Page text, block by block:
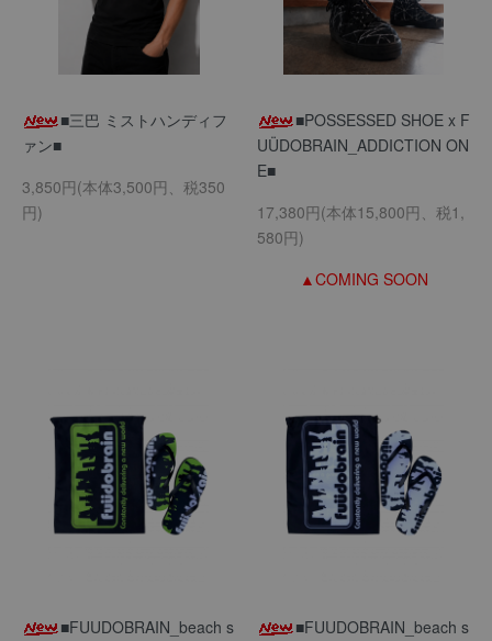
■三巴 ミストハンディフ
ァン■
3,850円(本体3,500円、税350
円)
■POSSESSED SHOE x F
UÜDOBRAIN_ADDICTION ON
E■
17,380円(本体15,800円、税1,
580円)
▲COMING SOON
■FUUDOBRAIN_beach s ■FUUDOBRAIN_beach s